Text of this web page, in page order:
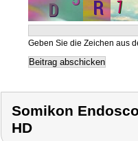
Geben Sie die Zeichen aus
Somikon
HD